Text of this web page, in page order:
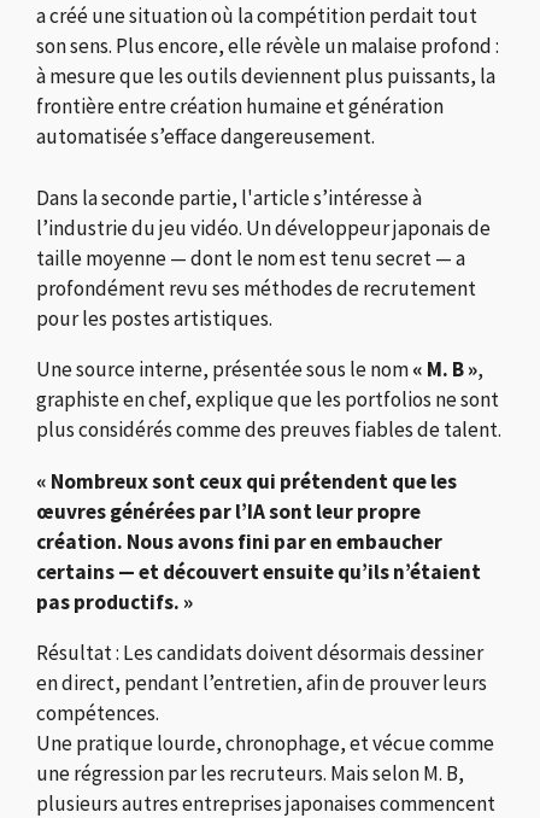
a créé une situation où la compétition perdait tout
son sens. Plus encore, elle révèle un malaise profond :
à mesure que les outils deviennent plus puissants, la
frontière entre création humaine et génération
automatisée s’efface dangereusement.
Dans la seconde partie, l'article s’intéresse à
l’industrie du jeu vidéo. Un développeur japonais de
taille moyenne — dont le nom est tenu secret — a
profondément revu ses méthodes de recrutement
pour les postes artistiques.
Une source interne, présentée sous le nom« M. B »,
graphiste en chef, explique que les portfolios ne sont
plus considérés comme des preuves fiables de talent.
« Nombreux sont ceux qui prétendent que les
œuvres générées par l’IA sont leur propre
création. Nous avons fini par en embaucher
certains — et découvert ensuite qu’ils n’étaient
pas productifs. »
Résultat : Les candidats doivent désormais dessiner
en direct, pendant l’entretien, afin de prouver leurs
compétences.
Une pratique lourde, chronophage, et vécue comme
une régression par les recruteurs. Mais selon M. B,
plusieurs autres entreprises japonaises commencent